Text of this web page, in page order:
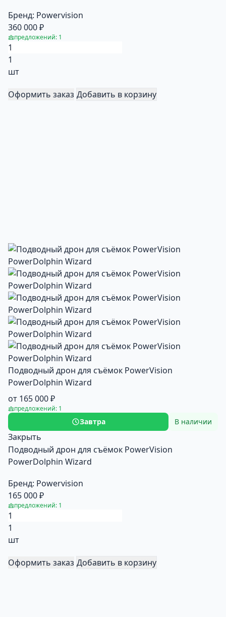
Бренд: Powervision
360 000 ₽
предложений: 1
1
шт
Оформить заказ Добавить в корзину
Подводный дрон для съёмок PowerVision
PowerDolphin Wizard
от 165 000 ₽
предложений: 1
Завтра В наличии
Закрыть
Подводный дрон для съёмок PowerVision
PowerDolphin Wizard
Бренд: Powervision
165 000 ₽
предложений: 1
1
шт
Оформить заказ Добавить в корзину